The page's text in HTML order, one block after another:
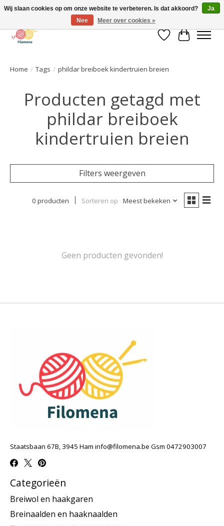
Verlanglijst
Home / Tags / phildar breiboek kindertruien breien
Producten getagd met
phildar breiboek
kindertruien breien
Filters weergeven
0 producten Sorteren op Meest bekeken
Geen producten gevonden!
Staatsbaan 67B, 3945 Ham info@filomena.be Gsm 0472903007
Categorieën
Breiwol en haakgaren
Breinaalden en haaknaalden
Wij slaan cookies op om onze website te verbeteren. Is dat akkoord?
Ja
Nee
Meer over cookies »